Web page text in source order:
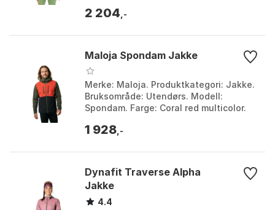
uten PFCS. Far...
2 204 ,-
Maloja Spondam Jakke
Merke: Maloja. Produktkategori: Jakke.
Bruksområde: Utendørs. Modell:
Spondam. Farge: Coral red multicolor.
1 928 ,-
Dynafit Traverse Alpha
Jakke
4.4